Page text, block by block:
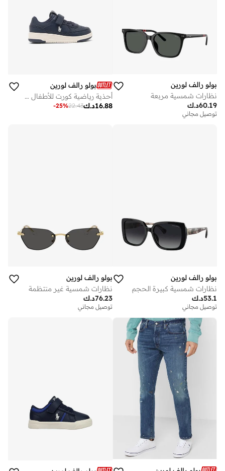
بولو رالف لورين
نظارات شمسية مربعة
د.ك60.19
توصيل مجاني
بولو رالف لورين
أحذية رياضية كورت للأطفال من ماسترز
د.ك16.88
22.43
-25%
بولو رالف لورين
نظارات شمسية كبيرة الحجم
د.ك53.1
توصيل مجاني
بولو رالف لورين
نظارات شمسية غير منتظمة
د.ك76.23
توصيل مجاني